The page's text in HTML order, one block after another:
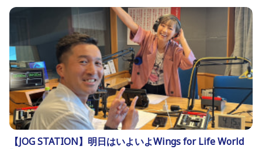
【JOG STATION】明日はいよいよWings for Life World